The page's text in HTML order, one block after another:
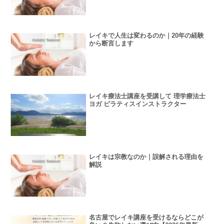
レイキで人生は変わるのか｜20年の経験
から断言します
レイキ療法士講座を受講して 理学療法士
ヨガ ピラティスインストラクター
レイキは宗教なのか｜誤解される理由を
解説
名古屋でレイキ講座を受けるならどこが